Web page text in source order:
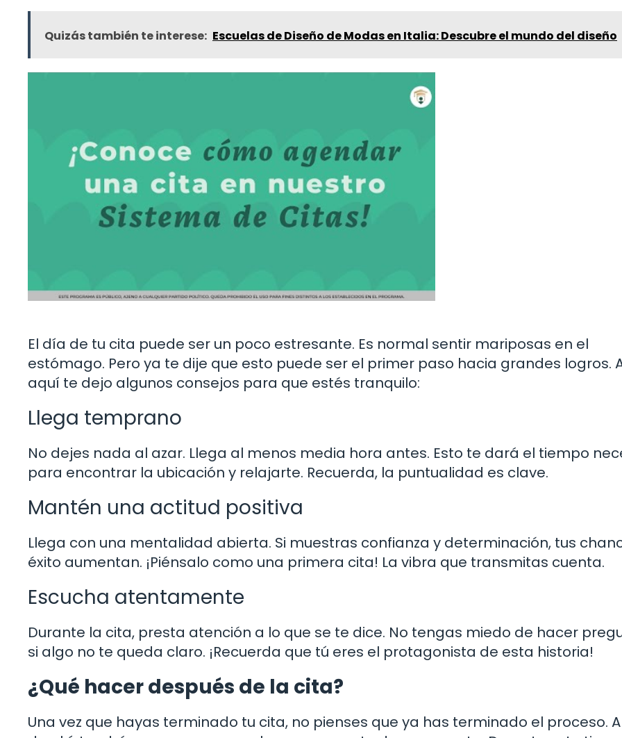
Quizás también te interese: Escuelas de Diseño de Modas en Italia: Descubre el mundo del diseño
El día de tu cita puede ser un poco estresante. Es normal sentir mariposas en el
estómago. Pero ya te dije que esto puede ser el primer paso hacia grandes logros.
aquí te dejo algunos consejos para que estés tranquilo:
Llega temprano
No dejes nada al azar. Llega al menos media hora antes. Esto te dará el tiempo
para encontrar la ubicación y relajarte. Recuerda, la puntualidad es clave.
Mantén una actitud positiva
Llega con una mentalidad abierta. Si muestras confianza y determinación, tus
éxito aumentan. ¡Piénsalo como una primera cita! La vibra que transmitas cuenta.
Escucha atentamente
Durante la cita, presta atención a lo que se te dice. No tengas miedo de hacer
si algo no te queda claro. ¡Recuerda que tú eres el protagonista de esta historia!
¿Qué hacer después de la cita?
Una vez que hayas terminado tu cita, no pienses que ya has terminado el proceso.